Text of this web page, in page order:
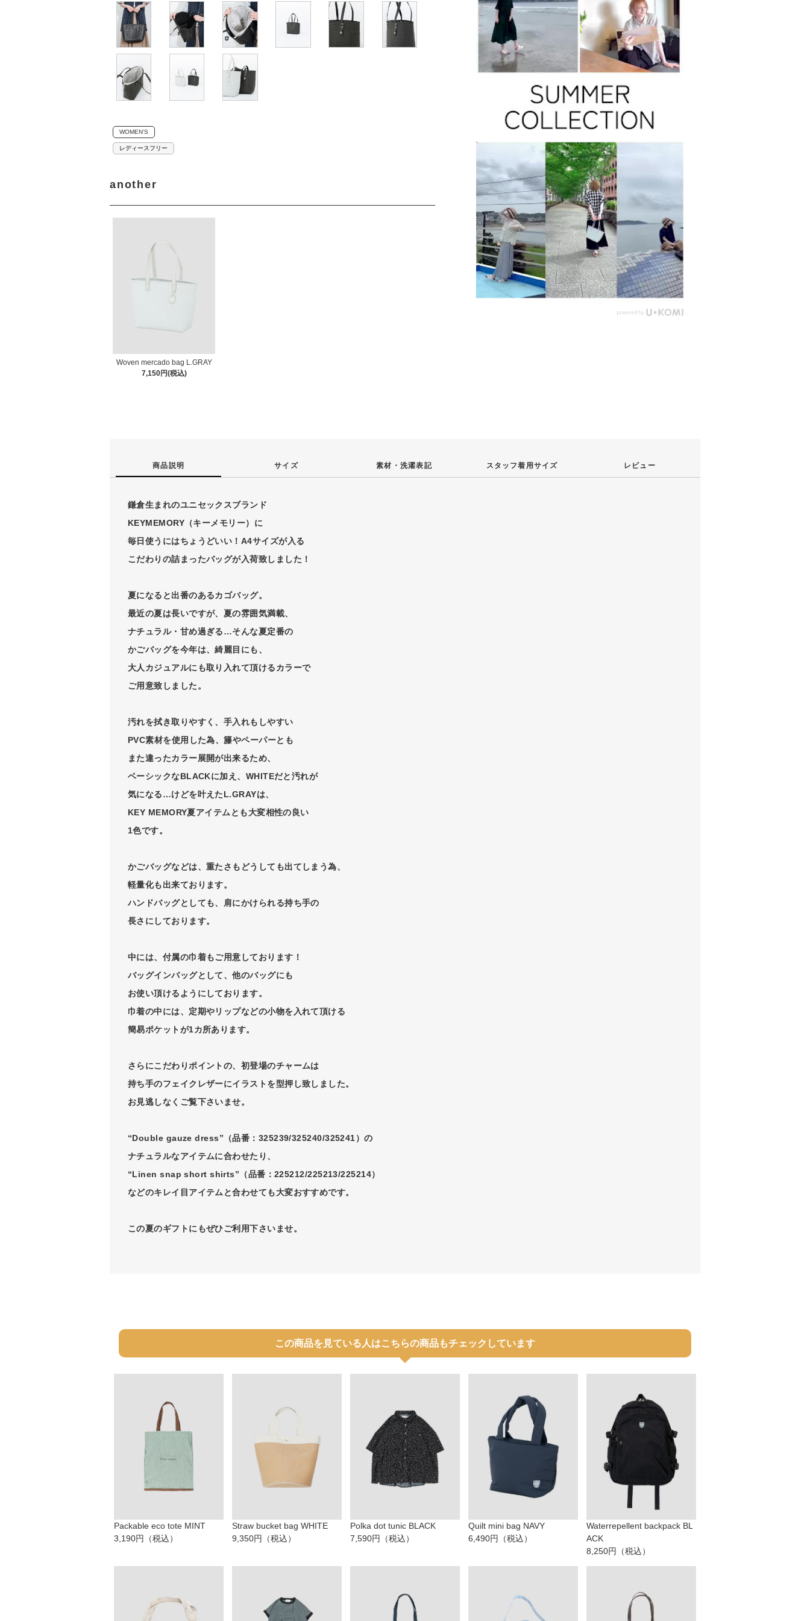
WOMEN'S
レディースフリー
another
Woven mercado bag L.GRAY
7,150円(税込)
商品説明 サイズ 素材・ 洗濯表記 スタッフ着用サイズ レビュー
鎌倉生まれのユニセックスブランド
KEYMEMORY（キーメモリー）に
毎日使うにはちょうどいい！A4サイズが入る
こだわりの詰まったバッグが入荷致しました！
夏になると出番のあるカゴバッグ。
最近の夏は長いですが、夏の雰囲気満載、
ナチュラル・甘め過ぎる…そんな夏定番の
かごバッグを今年は、綺麗目にも、
大人カジュアルにも取り入れて頂けるカラーで
ご用意致しました。
汚れを拭き取りやすく、手入れもしやすい
PVC素材を使用した為、籐やペーパーとも
また違ったカラー展開が出来るため、
ベーシックなBLACKに加え、WHITEだと汚れが
気になる…けどを叶えたL.GRAYは、
KEY MEMORY夏アイテムとも大変相性の良い
1色です。
かごバッグなどは、重たさもどうしても出てしまう為、
軽量化も出来ております。
ハンドバッグとしても、肩にかけられる持ち手の
長さにしております。
中には、付属の巾着もご用意しております！
バッグインバッグとして、他のバッグにも
お使い頂けるようにしております。
巾着の中には、定期やリップなどの小物を入れて頂ける
簡易ポケットが1カ所あります。
さらにこだわりポイントの、初登場のチャームは
持ち手のフェイクレザーにイラストを型押し致しました。
お見逃しなくご覧下さいませ。
“Double gauze dress”（品番：325239/325240/325241）の
ナチュラルなアイテムに合わせたり、
“Linen snap short shirts”（品番：225212/225213/225214）
などのキレイ目アイテムと合わせても大変おすすめです。
この夏のギフトにもぜひご利用下さいませ。
この商品を見ている人はこちらの商品もチェックしています
Packable eco tote MINT
3,190円（税込）
Straw bucket bag WHITE
9,350円（税込）
Polka dot tunic BLACK
7,590円（税込）
Quilt mini bag NAVY
6,490円（税込）
Waterrepellent backpack BL
ACK
8,250円（税込）